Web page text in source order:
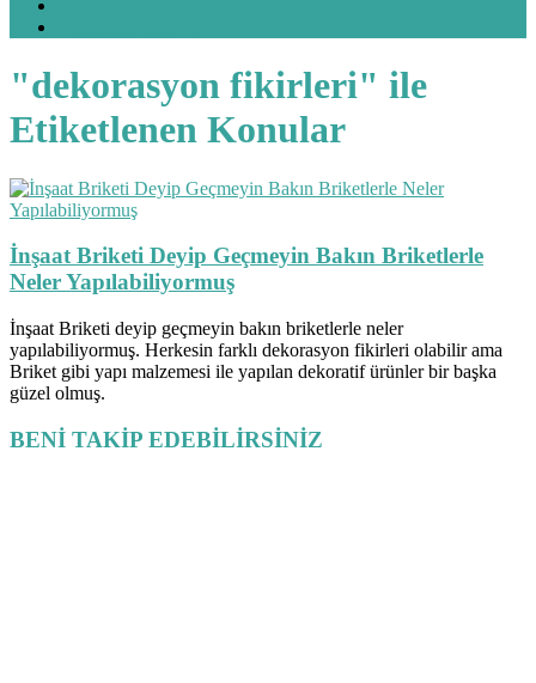
"dekorasyon fikirleri" ile
Etiketlenen Konular
İnşaat Briketi Deyip Geçmeyin Bakın Briketlerle
Neler Yapılabiliyormuş
İnşaat Briketi deyip geçmeyin bakın briketlerle neler
yapılabiliyormuş. Herkesin farklı dekorasyon fikirleri olabilir ama
Briket gibi yapı malzemesi ile yapılan dekoratif ürünler bir başka
güzel olmuş.
BENİ TAKİP EDEBİLİRSİNİZ